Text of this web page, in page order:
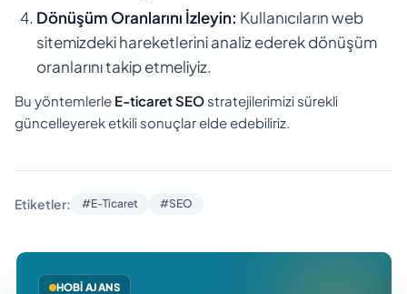
Dönüşüm Oranlarını İzleyin: Kullanıcıların web
sitemizdeki hareketlerini analiz ederek dönüşüm
oranlarını takip etmeliyiz.
Bu yöntemlerle E-ticaret SEO stratejilerimizi sürekli
güncelleyerek etkili sonuçlar elde edebiliriz.
Etiketler: #E-Ticaret #SEO
HOBI AJANS